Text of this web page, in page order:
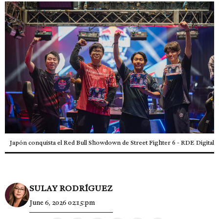
Japón conquista el Red Bull Showdown de Street Fighter 6 - RDE Digital
SULAY RODRÍGUEZ
June 6, 2026 02:15:pm